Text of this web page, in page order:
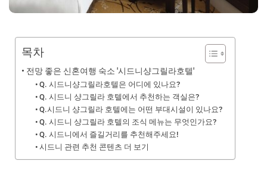
목차
전망 좋은 신혼여행 숙소 '시드니샹그릴라호텔'
Q. 시드니샹그릴라호텔은 어디에 있나요?
Q. 시드니 샹그릴라 호텔에서 추천하는 객실은?
Q.시드니 샹그릴라 호텔에는 어떤 부대시설이 있나요?
Q. 시드니 샹그릴라 호텔의 조식 메뉴는 무엇인가요?
Q. 시드니에서 즐길거리를 추천해주세요!
시드니 관련 추천 콘텐츠 더 보기